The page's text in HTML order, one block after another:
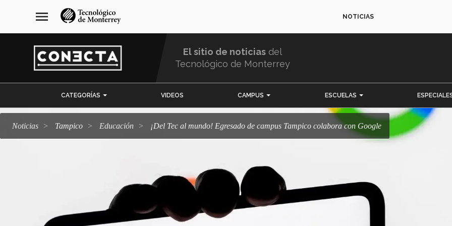
navegación
principal
menu NOTICIAS
El sitio de noticias del
Tecnológico de Monterrey
CATEGORÍAS VIDEOS CAMPUS ESCUELAS
Noticias Tampico Educación ¡Del Tec al mundo! Egresado de campus Tampico colabora con Google